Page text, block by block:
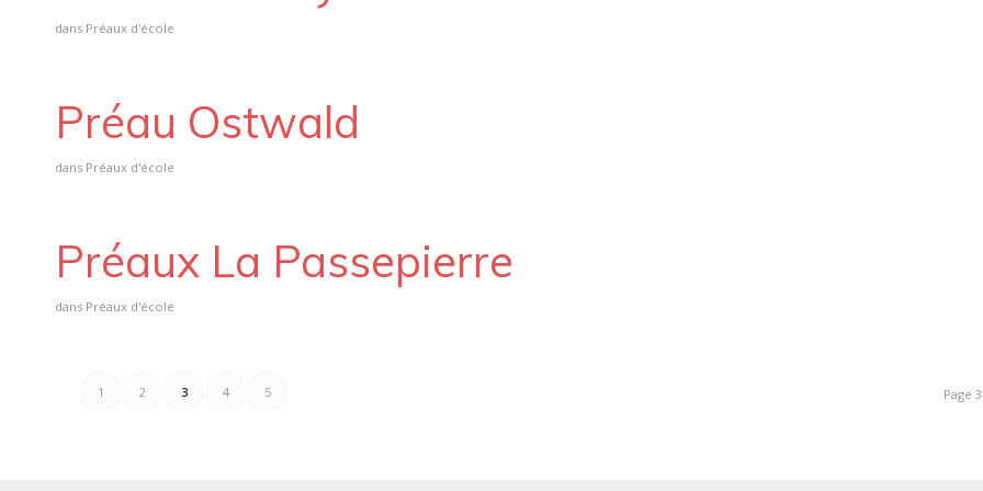
dans Préaux d'école
Préau Ostwald
dans Préaux d'école
Préaux La Passepierre
dans Préaux d'école
Page
1 2 3 4 5